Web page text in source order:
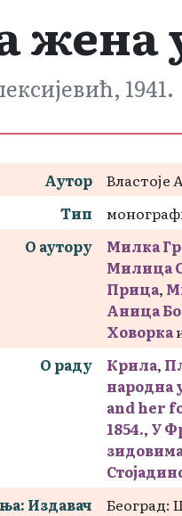
жена
1941.
Аутор
Властоје
Тип
О аутору
Милка
Милица
Прица,
Аница
Ховорка
О раду
Крила,
народна
and her
1854., У
Издавач
Београд: